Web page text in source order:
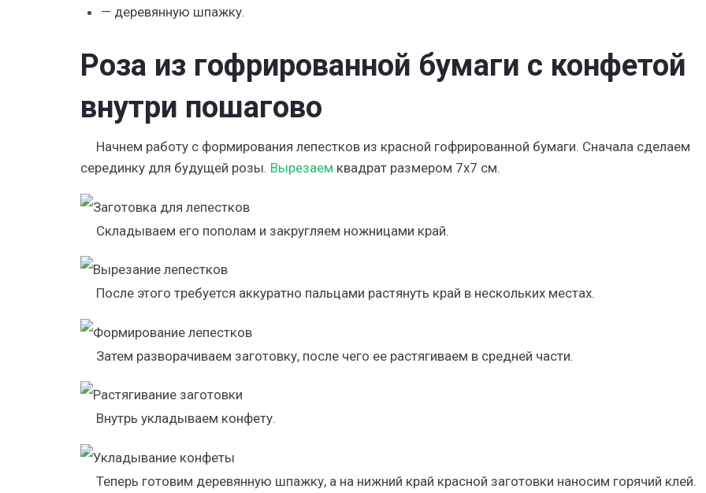
— деревянную шпажку.
Роза из гофрированной бумаги с конфетой
внутри пошагово
Начнем работу с формирования лепестков из красной гофрированной бумаги. Сначала сделаем
серединку для будущей розы. Вырезаем квадрат размером 7х7 см.
Складываем его пополам и закругляем ножницами край.
После этого требуется аккуратно пальцами растянуть край в нескольких местах.
Затем разворачиваем заготовку, после чего ее растягиваем в средней части.
Внутрь укладываем конфету.
Теперь готовим деревянную шпажку, а на нижний край красной заготовки наносим горячий клей.